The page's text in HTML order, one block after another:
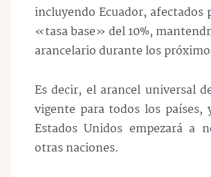
incluyendo Ecuador, afectados
«tasa base» del 10%,
arancelario durante los
Es decir, el arancel universal
vigente para todos los países,
Estados Unidos empezará a
otras naciones.